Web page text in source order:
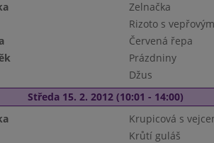
Zelnačka
Rizoto s
Červená řepa
Prázdniny
Džus
Středa 15. 2. 2012 (10:01 - 14:00)
Krupicová s
Krůtí guláš